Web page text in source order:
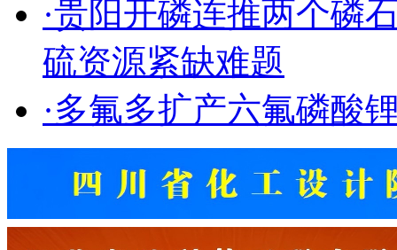
·贵阳开磷连推两个磷
硫资源紧缺难题
·多氟多扩产六氟磷酸